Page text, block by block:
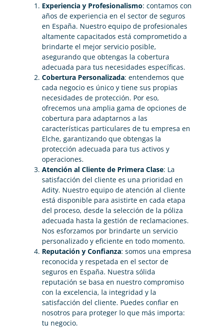
Experiencia y Profesionalismo: contamos con
años de experiencia en el sector de seguros
en España. Nuestro equipo de profesionales
altamente capacitados está comprometido a
brindarte el mejor servicio posible,
asegurando que obtengas la cobertura
adecuada para tus necesidades específicas.
Cobertura Personalizada: entendemos que
cada negocio es único y tiene sus propias
necesidades de protección. Por eso,
ofrecemos una amplia gama de opciones de
cobertura para adaptarnos a las
características particulares de tu empresa en
Elche, garantizando que obtengas la
protección adecuada para tus activos y
operaciones.
Atención al Cliente de Primera Clase: La
satisfacción del cliente es una prioridad en
Adity. Nuestro equipo de atención al cliente
está disponible para asistirte en cada etapa
del proceso, desde la selección de la póliza
adecuada hasta la gestión de reclamaciones.
Nos esforzamos por brindarte un servicio
personalizado y eficiente en todo momento.
Reputación y Confianza: somos una empresa
reconocida y respetada en el sector de
seguros en España. Nuestra sólida
reputación se basa en nuestro compromiso
con la excelencia, la integridad y la
satisfacción del cliente. Puedes confiar en
nosotros para proteger lo que más importa:
tu negocio.